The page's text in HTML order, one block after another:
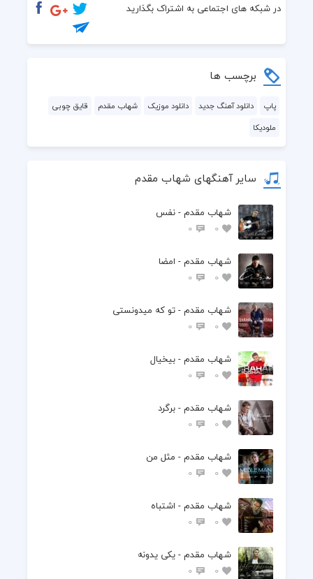
دلو بزنیم به دریا با هم از آدما دور شیم
در شبکه های اجتماعی به اشتراک بگذارید
برچسب ها
پاپ دانلود آهنگ جدید دانلود موزیک شهاب مقدم
قایق چوبی
ملودیکا
سایر آهنگهای شهاب مقدم
شهاب مقدم - نفس
0
0
شهاب مقدم - امضا
0
0
شهاب مقدم - تو که میدونستی
0
0
شهاب مقدم - بیخیال
0
0
شهاب مقدم - برگرد
0
0
شهاب مقدم - مثل من
0
0
شهاب مقدم - اشتباه
0
0
شهاب مقدم - یکی یدونه
0
0